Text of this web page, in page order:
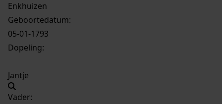
Enkhuizen
Geboortedatum:
05-01-1793
Dopeling:
Jantje
Vader: